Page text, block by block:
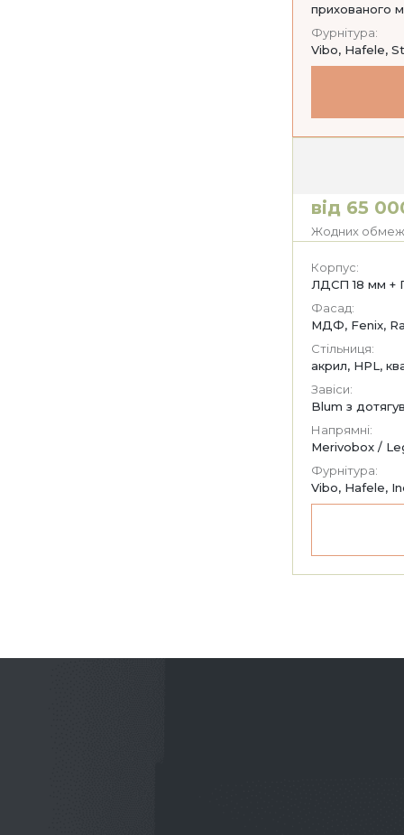
прихованого
Фурнітура:
Vibo, Hafele,
від 65
Жодних
Корпус:
ЛДСП 18 мм +
Фасад:
МДФ, Fenix,
Стільниця:
акрил, HPL,
Завіси:
Blum з
Напрямні:
Merivobox /
Фурнітура:
Vibo, Hafele,